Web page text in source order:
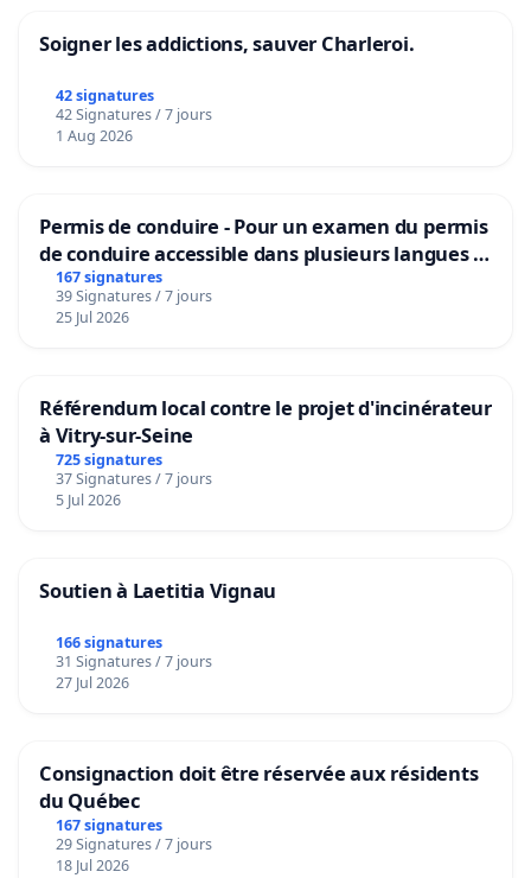
Soigner les addictions, sauver Charleroi.
42 signatures
42 Signatures / 7 jours
1 Aug 2026
Permis de conduire - Pour un examen du permis
de conduire accessible dans plusieurs langues à
Bruxelles
167 signatures
39 Signatures / 7 jours
25 Jul 2026
Référendum local contre le projet d'incinérateur
à Vitry-sur-Seine
725 signatures
37 Signatures / 7 jours
5 Jul 2026
Soutien à Laetitia Vignau
166 signatures
31 Signatures / 7 jours
27 Jul 2026
Consignaction doit être réservée aux résidents
du Québec
167 signatures
29 Signatures / 7 jours
18 Jul 2026